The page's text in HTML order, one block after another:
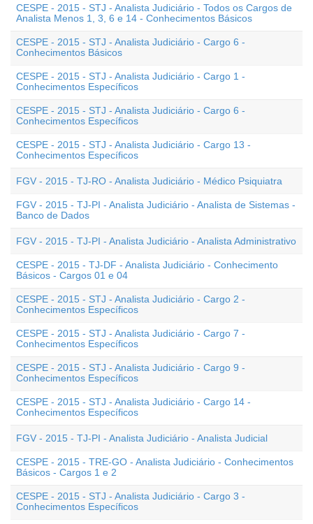
CESPE - 2015 - STJ - Analista Judiciário - Todos os Cargos de
Analista Menos 1, 3, 6 e 14 - Conhecimentos Básicos
CESPE - 2015 - STJ - Analista Judiciário - Cargo 6 -
Conhecimentos Básicos
CESPE - 2015 - STJ - Analista Judiciário - Cargo 1 -
Conhecimentos Específicos
CESPE - 2015 - STJ - Analista Judiciário - Cargo 6 -
Conhecimentos Específicos
CESPE - 2015 - STJ - Analista Judiciário - Cargo 13 -
Conhecimentos Específicos
FGV - 2015 - TJ-RO - Analista Judiciário - Médico Psiquiatra
FGV - 2015 - TJ-PI - Analista Judiciário - Analista de Sistemas -
Banco de Dados
FGV - 2015 - TJ-PI - Analista Judiciário - Analista Administrativo
CESPE - 2015 - TJ-DF - Analista Judiciário - Conhecimento
Básicos - Cargos 01 e 04
CESPE - 2015 - STJ - Analista Judiciário - Cargo 2 -
Conhecimentos Específicos
CESPE - 2015 - STJ - Analista Judiciário - Cargo 7 -
Conhecimentos Específicos
CESPE - 2015 - STJ - Analista Judiciário - Cargo 9 -
Conhecimentos Específicos
CESPE - 2015 - STJ - Analista Judiciário - Cargo 14 -
Conhecimentos Específicos
FGV - 2015 - TJ-PI - Analista Judiciário - Analista Judicial
CESPE - 2015 - TRE-GO - Analista Judiciário - Conhecimentos
Básicos - Cargos 1 e 2
CESPE - 2015 - STJ - Analista Judiciário - Cargo 3 -
Conhecimentos Específicos